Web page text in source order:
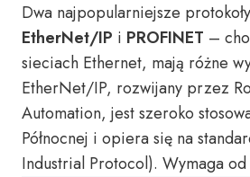
Dwa najpopularniejsze
EtherNet/IP i PROFINET –
sieciach Ethernet, mają różne
EtherNet/IP, rozwijany przez
Automation, jest szeroko
Północnej i opiera się na
Industrial Protocol). Wymaga od